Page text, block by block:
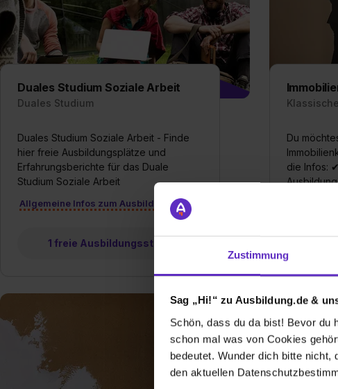
Zustimmung
Sag „Hi!“ zu Ausbildung.de &
Schön, dass du da bist! Bevor du
schon mal was von Cookies
bedeutet. Wunder dich bitte
den aktuellen
Duales Studium Soziale Arbeit
Duales Studium
Duales Studium Soziale Arbeit - Finde
hier freie Ausbildungsplätze und
Erfahrungsberichte für das Duale
Studium Soziale Arbeit
Allgemeine Infos zum Ausbildungsberuf
1 freie Ausbildungsstelle
Du
die Infos: